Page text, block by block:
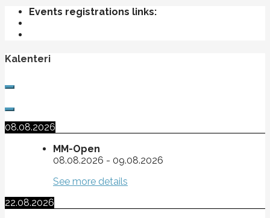
Events registrations links:
Kalenteri
08.08.2026
MM-Open
08.08.2026 - 09.08.2026
See more details
22.08.2026